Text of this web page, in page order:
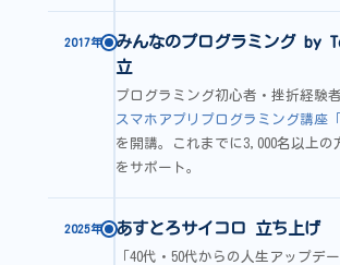
2017年
みんなのプログラミング by
立
プログラミング初心者・挫折経験
スマホアプリプログラミング講座
を開講。これまでに3,000名以上の
をサポート。
2025年 あすとろサイコロ 立ち上げ
「40代・50代からの人生アップデ